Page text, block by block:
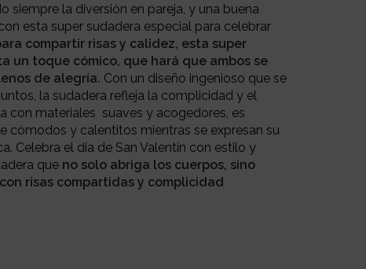
siempre la diversión en pareja, y una buena
esta super sudadera especial para celebrar
compartir risas y calidez, esta super
un toque cómico, que hará que ambos se
de alegría. Con un diseño ingenioso que se
la sudadera refleja la complicidad y el
con materiales suaves y acogedores, es
cómodos y calentitos mientras se expresan su
Celebra el día de San Valentín con estilo y
que no solo abriga los cuerpos, sino
risas compartidas y complicidad